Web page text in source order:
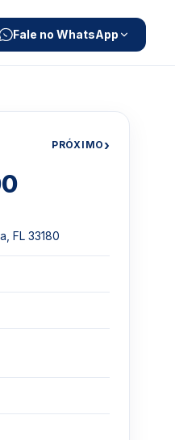
Fale no WhatsApp
PRÓXIMO›
FL 33180